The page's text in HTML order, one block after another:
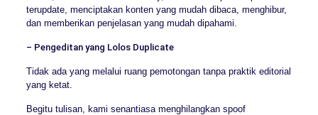
terupdate, menciptakan konten yang mudah dibaca, menghibur,
dan memberikan penjelasan yang mudah dipahami.
– Pengeditan yang Lolos Duplicate
Tidak ada yang melalui ruang pemotongan tanpa praktik editorial
yang ketat.
Begitu tulisan, kami senantiasa menghilangkan spoof